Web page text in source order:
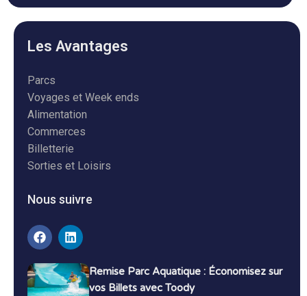
Les Avantages
Parcs
Voyages et Week ends
Alimentation
Commerces
Billetterie
Sorties et Loisirs
Nous suivre
Remise Parc Aquatique : Économisez sur
vos Billets avec Toody